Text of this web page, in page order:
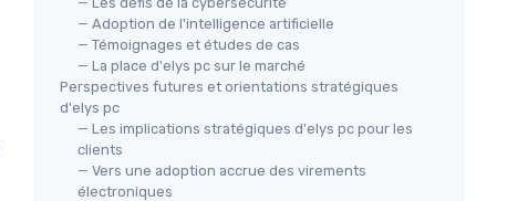
— Adoption de l'intelligence artificielle
— Témoignages et études de cas
— La place d'elys pc sur le marché
Perspectives futures et orientations stratégiques
d'elys pc
— Les implications stratégiques d'elys pc pour les
clients
— Vers une adoption accrue des virements
électroniques